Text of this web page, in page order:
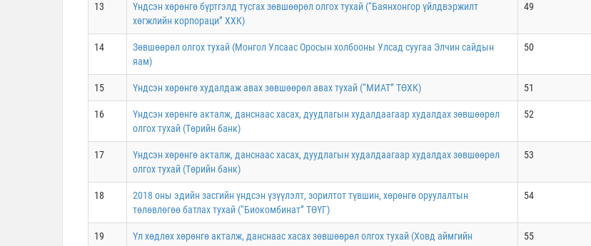
13
Үндсэн хөрөнгө бүртгэлд тусгах зөвшөөрөл олгох тухай (“Баянхонгор үйлдвэржилт
хөгжлийн корпораци” ХХК)
49
14
Зөвшөөрөл олгох тухай (Монгол Улсаас Оросын холбооны Улсад суугаа Элчин сайдын
яам)
50
15 Үндсэн хөрөнгө худалдаж авах зөвшөөрөл авах тухай (“МИАТ” ТӨХК) 51
16
Үндсэн хөрөнгө акталж, данснаас хасах, дуудлагын худалдаагаар худалдах зөвшөөрөл
олгох тухай (Төрийн банк)
52
17
Үндсэн хөрөнгө акталж, данснаас хасах, дуудлагын худалдаагаар худалдах зөвшөөрөл
олгох тухай (Төрийн банк)
53
18
2018 оны эдийн засгийн үндсэн үзүүлэлт, зорилтот түвшин, хөрөнгө оруулалтын
төлөвлөгөө батлах тухай (“Биокомбинат” ТӨҮГ)
54
19
Үл хөдлөх хөрөнгө акталж, данснаас хасах зөвшөөрөл олгох тухай (Ховд аймгийн
55